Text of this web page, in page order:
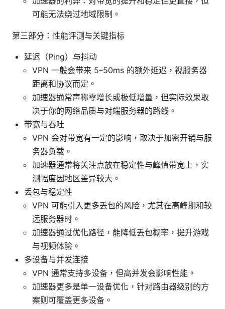
可能无法绕过地域限制。
第三部分：性能评测与关键指标
延迟（Ping）与抖动
VPN 一般会带来 5–50ms 的额外延迟，视服务器
距离和协议而定。
加速器通常声称零增长或极低增量，但实际效果取
决于你的网络品质与对端服务器的路线。
带宽与吞吐
VPN 会对带宽有一定的影响，取决于加密开销与服
务器负载。
加速器通常将关注点放在稳定性与峰值带宽上，实
测幅度因地区差异较大。
丢包与稳定性
VPN 可能引入更多丢包的风险，尤其在高峰期和较
远服务器时。
加速器通过优化路径，能降低丢包概率，提升游戏
与视频体验。
多设备与并发连接
VPN 通常支持多设备，但高并发会影响性能。
加速器更多是单一设备优化，针对路由器级别的方
案则可覆盖更多设备。